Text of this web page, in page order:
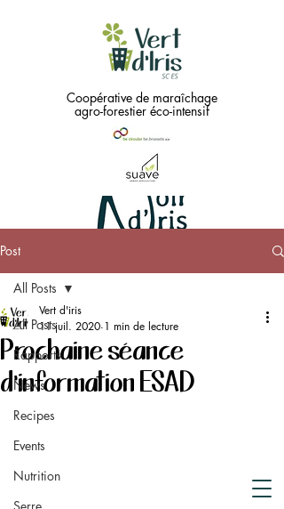
Coopérative de maraîchage
agro-forestier éco-intensif
Green
Black !!
Coopérative
Post
All Posts
Rapports
News
Recipes
Events
Nutrition
All Posts
Prochaine séance
d'information ESAD
Vert d'iris
11 juil. 2020 1 min de lecture